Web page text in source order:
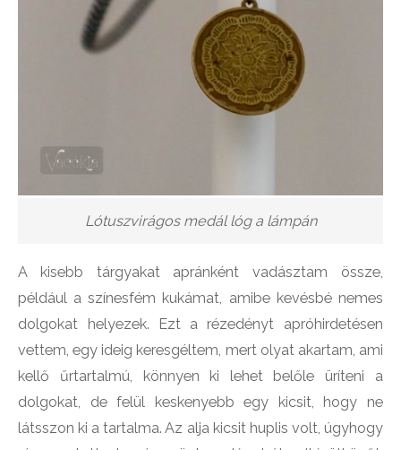
Lótuszvirágos medál lóg a lámpán
A kisebb tárgyakat apránként vadásztam össze,
például a színesfém kukámat, amibe kevésbé nemes
dolgokat helyezek. Ezt a rézedényt apróhirdetésen
vettem, egy ideig keresgéltem, mert olyat akartam, ami
kellő űrtartalmú, könnyen ki lehet belőle üríteni a
dolgokat, de felül keskenyebb egy kicsit, hogy ne
látsszon ki a tartalma. Az alja kicsit huplis volt, úgyhogy